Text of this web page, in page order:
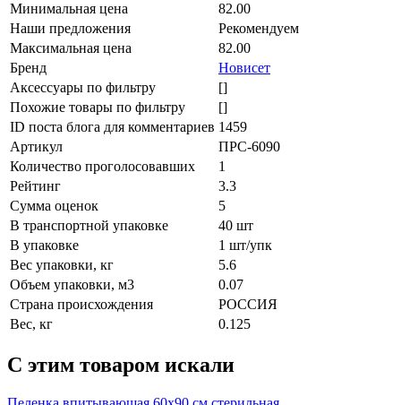
Минимальная цена
82.00
Наши предложения
Рекомендуем
Максимальная цена
82.00
Бренд
Новисет
Аксессуары по фильтру
[]
Похожие товары по фильтру
[]
ID поста блога для комментариев 1459
Артикул
ПРС-6090
Количество проголосовавших
1
Рейтинг
3.3
Сумма оценок
5
В транспортной упаковке
40 шт
В упаковке
1 шт/упк
Вес упаковки, кг
5.6
Объем упаковки, м3
0.07
Страна происхождения
РОССИЯ
Вес, кг
0.125
C этим товаром искали